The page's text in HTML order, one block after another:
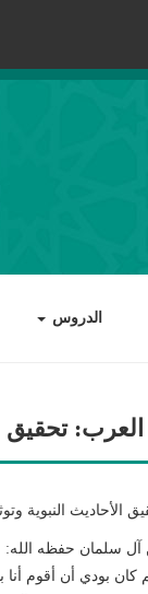
الدروس
تحقيق
النبوية
سلمان حفظه الله:
كان بودي أن أقوم